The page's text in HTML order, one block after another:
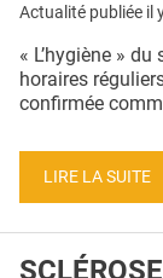
Actualité publiée il
« L’hygiène »
horaires
confirmée
LIRE LA SUITE